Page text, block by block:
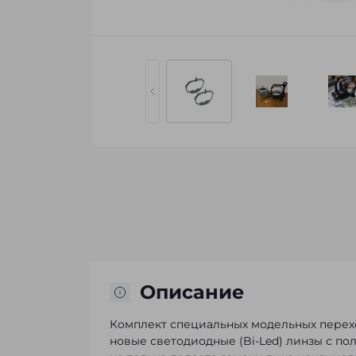
Описание
Комплект специальных модельных
новые светодиодные (Bi-Led) линзы с